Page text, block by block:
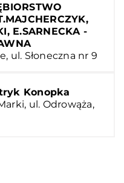
E.SARNECKA
ul. Słoneczna nr 9
Konopka
ul. Odrowąża,